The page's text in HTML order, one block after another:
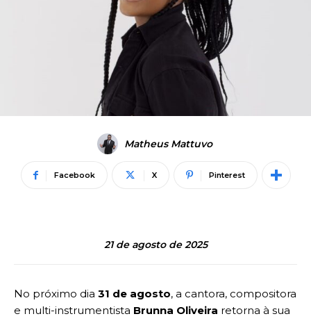
Matheus Mattuvo
Facebook X Pinterest
21 de agosto de 2025
No próximo dia 31 de agosto, a cantora, compositora
e multi-instrumentista Brunna Oliveira retorna à sua